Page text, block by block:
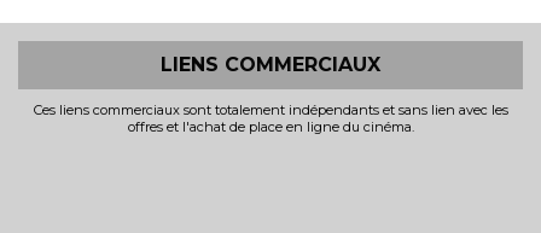
LIENS COMMERCIAUX
Ces liens commerciaux sont totalement indépendants et sans lien avec les
offres et l'achat de place en ligne du cinéma.